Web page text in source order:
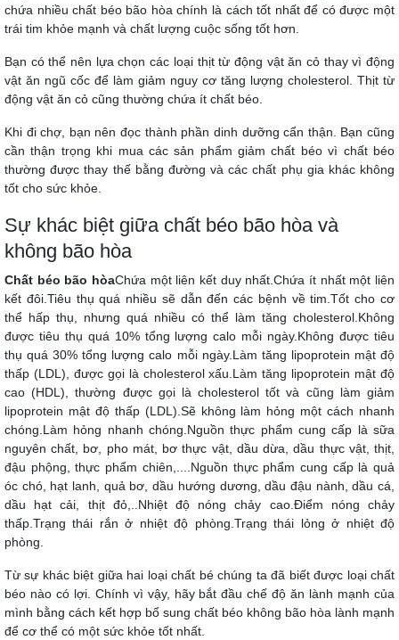
chứa nhiều chất béo bão hòa chính là cách tốt nhất để có được một
trái tim khỏe mạnh và chất lượng cuộc sống tốt hơn.
Bạn có thể nên lựa chọn các loại thịt từ động vật ăn cỏ thay vì động
vật ăn ngũ cốc để làm giảm nguy cơ tăng lượng cholesterol. Thịt từ
động vật ăn cỏ cũng thường chứa ít chất béo.
Khi đi chợ, bạn nên đọc thành phần dinh dưỡng cẩn thận. Bạn cũng
cần thận trọng khi mua các sản phẩm giảm chất béo vì chất béo
thường được thay thế bằng đường và các chất phụ gia khác không
tốt cho sức khỏe.
Sự khác biệt giữa chất béo bão hòa và
không bão hòa
Chất béo bão hòaChứa một liên kết duy nhất.Chứa ít nhất một liên
kết đôi.Tiêu thụ quá nhiều sẽ dẫn đến các bệnh về tim.Tốt cho cơ
thể hấp thụ, nhưng quá nhiều có thể làm tăng cholesterol.Không
được tiêu thụ quá 10% tổng lượng calo mỗi ngày.Không được tiêu
thụ quá 30% tổng lượng calo mỗi ngày.Làm tăng lipoprotein mật độ
thấp (LDL), được gọi là cholesterol xấu.Làm tăng lipoprotein mật độ
cao (HDL), thường được gọi là cholesterol tốt và cũng làm giảm
lipoprotein mật độ thấp (LDL).Sẽ không làm hỏng một cách nhanh
chóng.Làm hỏng nhanh chóng.Nguồn thực phẩm cung cấp là sữa
nguyên chất, bơ, pho mát, bơ thực vật, dầu dừa, dầu thực vật, thịt,
đậu phộng, thực phẩm chiên,....Nguồn thực phẩm cung cấp là quả
óc chó, hạt lanh, quả bơ, dầu hướng dương, dầu đậu nành, dầu cá,
dầu hạt cải, thịt đỏ,..Nhiệt độ nóng chảy cao.Điểm nóng chảy
thấp.Trạng thái rắn ở nhiệt độ phòng.Trạng thái lỏng ở nhiệt độ
phòng.
Từ sự khác biệt giữa hai loại chất bé chúng ta đã biết được loại chất
béo nào có lợi. Chính vì vậy, hãy bắt đầu chế độ ăn lành mạnh của
mình bằng cách kết hợp bổ sung chất béo không bão hòa lành mạnh
để cơ thể có một sức khỏe tốt nhất.